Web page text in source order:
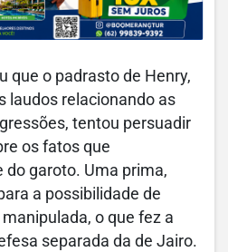
que o padrasto de Henry,
laudos relacionando as
tentou persuadir
os fatos que
garoto. Uma prima,
a possibilidade de
o que fez a
separada da de Jairo.